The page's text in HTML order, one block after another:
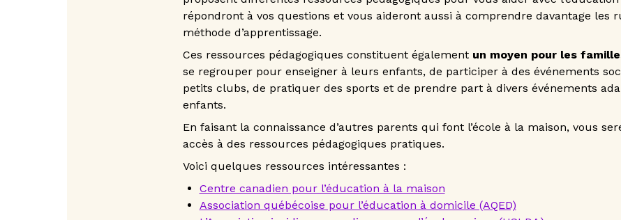
répondront à vos questions et vous aideront aussi à comprendre davantage les
méthode d’apprentissage.
Ces ressources pédagogiques constituent également un moyen pour les
se regrouper pour enseigner à leurs enfants, de participer à des événements
petits clubs, de pratiquer des sports et de prendre part à divers événements
enfants.
En faisant la connaissance d’autres parents qui font l’école à la maison, vous
accès à des ressources pédagogiques pratiques.
Voici quelques ressources intéressantes :
Centre canadien pour l’éducation à la maison
Association québécoise pour l’éducation à domicile (AQED)